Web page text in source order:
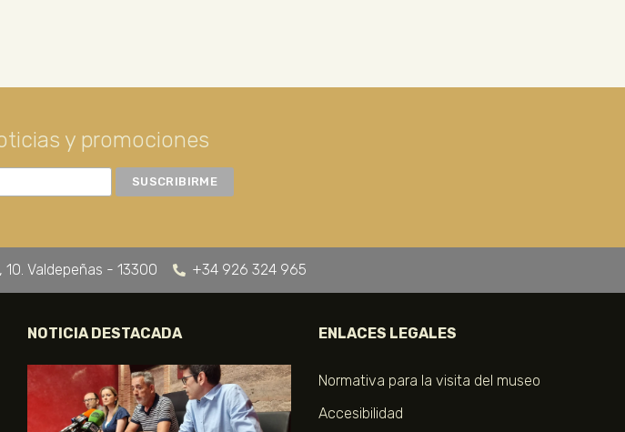
y promociones
10. Valdepeñas - 13300 +34 926 324 965
NOTICIA DESTACADA ENLACES LEGALES
Normativa para la visita del museo
Accesibilidad